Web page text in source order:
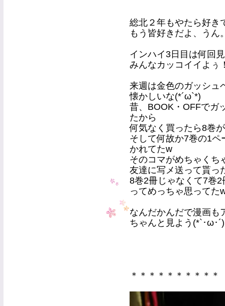
総北２年もやたら好き
もう皆好きだよ、うん
インハイ3日目は何回
みんなカッコイイよぅ
来週は金色のガッシ
懐かしいな(*´ω`*)
昔、BOOK・OFFでガ
たから
何気なく買ったら8巻
そして何故か7巻の1
かれてたw
そのコマがめちゃくち
友達に写メ送って貰っ
8巻2冊じゃなくて7巻
ってめっちゃ思ってた
なんだかんだで漫画も
ちゃんと見よう(*`･ω･´)
＊＊＊＊＊＊＊＊＊＊